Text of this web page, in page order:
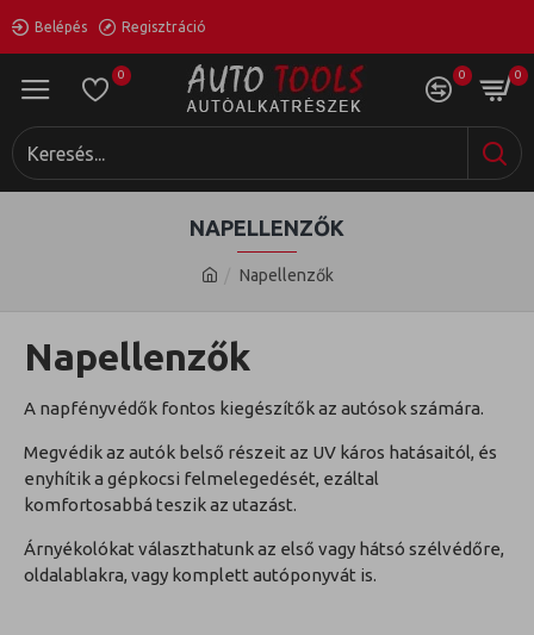
Belépés Regisztráció
0 0 0
Napellenzők
NAPELLENZŐK
Napellenzők
A napfényvédők fontos kiegészítők az autósok számára.
Megvédik az autók belső részeit az UV káros hatásaitól, és
enyhítik a gépkocsi felmelegedését, ezáltal
komfortosabbá teszik az utazást.
Árnyékolókat választhatunk az első vagy hátsó szélvédőre,
oldalablakra, vagy komplett autóponyvát is.